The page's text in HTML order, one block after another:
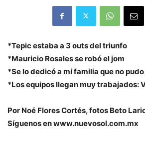
*Tepic estaba a 3 outs del triunfo
*Mauricio Rosales se robó el jom
*Se lo dedicó a mi familia que no
*Los equipos llegan muy trabajados:
Por Noé Flores Cortés, fotos Beto
Síguenos en www.nuevosol.com.mx